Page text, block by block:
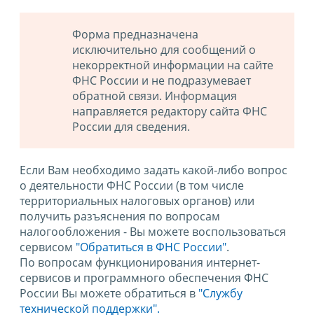
Форма предназначена
исключительно для сообщений о
некорректной информации на сайте
ФНС России и не подразумевает
обратной связи. Информация
направляется редактору сайта ФНС
России для сведения.
Если Вам необходимо задать какой-либо вопрос
о деятельности ФНС России (в том числе
территориальных налоговых органов) или
получить разъяснения по вопросам
налогообложения - Вы можете воспользоваться
сервисом "Обратиться в ФНС России".
По вопросам функционирования интернет-
сервисов и программного обеспечения ФНС
России Вы можете обратиться в "Службу
технической поддержки".